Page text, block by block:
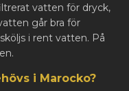
vatten för dryck,
går bra för
i rent vatten. På
i Marocko?